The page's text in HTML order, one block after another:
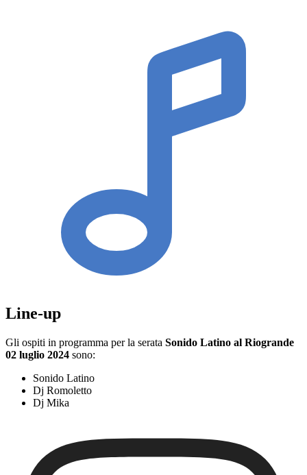
Line-up
Gli ospiti in programma per la serata Sonido Latino al Riogrande
02 luglio 2024 sono:
Sonido Latino
Dj Romoletto
Dj Mika